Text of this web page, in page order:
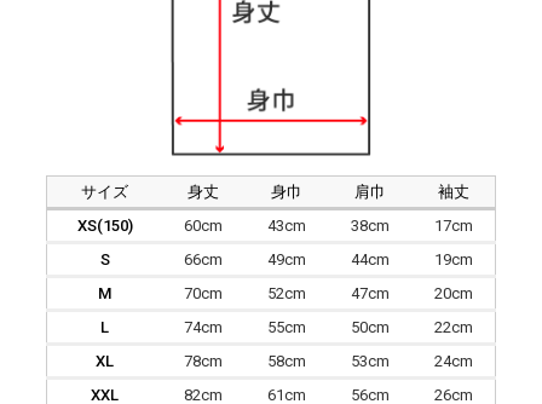
サイズ 身丈 身巾 肩巾
袖丈
XS(150)
60cm 43cm 38cm
17cm
S
66cm 49cm 44cm
19cm
M
70cm 52cm 47cm
20cm
L
74cm 55cm 50cm
22cm
XL
78cm 58cm 53cm
24cm
XXL
82cm 61cm 56cm 26cm